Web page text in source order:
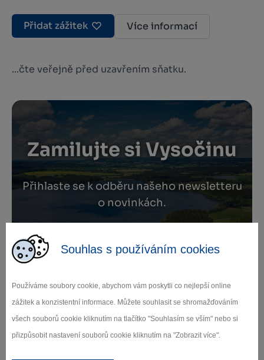
Souhlas s používáním cookies
Používáme soubory cookie, abychom vám poskytli co nejlepší online
zážitek a konzistentní informace. Můžete souhlasit se shromažďováním
všech souborů cookie kliknutím na tlačítko "Souhlasím se vším" nebo si
přizpůsobit nastavení souborů cookie kliknutím na "Zobrazit více".
Přidat zážitek Více informací
...čte veřejně před uzavřením sňatku.
Zamilujte si Vysočinu
Přihlaste se k odběru našeho newsletteru
o novinkách.
Záleží nám na ochraně osobních údajů.
Odebírat